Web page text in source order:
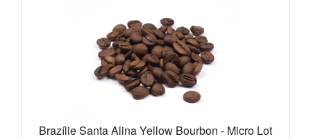
Brazílie Santa Alina Yellow Bourbon - Micro Lot